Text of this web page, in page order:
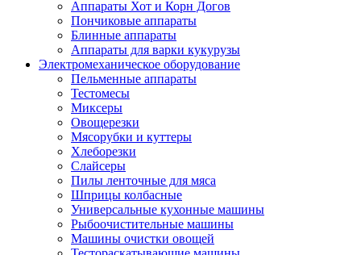
Аппараты Хот и Корн Догов
Пончиковые аппараты
Блинные аппараты
Аппараты для варки кукурузы
Электромеханическое оборудование
Пельменные аппараты
Тестомесы
Миксеры
Овощерезки
Мясорубки и куттеры
Хлеборезки
Слайсеры
Пилы ленточные для мяса
Шприцы колбасные
Универсальные кухонные машины
Рыбоочистительные машины
Машины очистки овощей